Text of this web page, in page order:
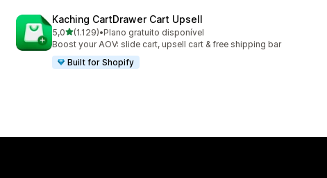
Kaching CartDrawer Cart Upsell
5,0de 5 estrelas
(1.129)
1129 total de avaliações
•Plano gratuito disponível
Boost your AOV: slide cart, upsell cart & free shipping bar
Built for Shopify